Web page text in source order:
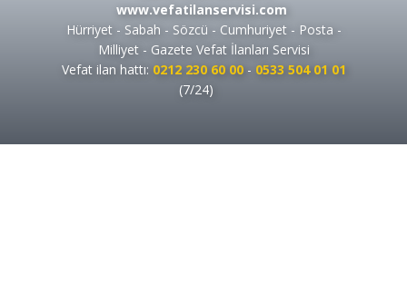
www.vefatilanservisi.com
Hürriyet - Sabah - Sözcü - Cumhuriyet - Posta -
Milliyet - Gazete Vefat İlanları Servisi
Vefat ilan hattı: 0212 230 60 00 - 0533 504 01 01
(7/24)